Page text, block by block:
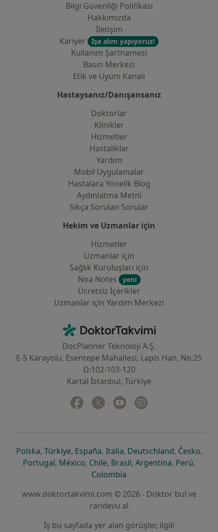
Bilgi Güvenliği Politikası
Hakkımızda
İletişim
Kariyer
İşe alım yapıyoruz!
Kullanım Şartnamesi
Basın Merkezi
Etik ve Uyum Kanalı
Hastaysanız/Danışansanız
Doktorlar
Klinikler
Hizmetler
Hastaliklar
Yardım
Mobil Uygulamalar
Hastalara Yönelik Blog
Aydınlatma Metni
Sıkça Sorulan Sorular
Hekim ve Uzmanlar için
Hizmetler
Uzmanlar için
Sağlık Kuruluşları için
Noa Notes
yeni
Ücretsiz İçerikler
Uzmanlar için Yardım Merkezi
DoktorTakvimi - Ana Sayfa
DocPlanner Teknoloji A.Ş.
E-5 Karayolu, Esentepe Mahallesi, Lapis Han, No:25
D:102-103-120
Kartal İstanbul, Türkiye
Facebook
yeni bir sekmede açılır
Twitter
yeni bir sekmede açılır
Youtube
yeni bir sekmede açılır
Polskayeni bir sekmede açılır
, Türkiyeyeni bir sekmede açılır
, Españayeni bir sekmede açılır
, Italiayeni bir sekmede açılır
, Deutschlandyeni bir
, Českoyeni
,
Portugalyeni bir sekmede açılır
, Méxicoyeni bir sekmede açılır
, Chileyeni bir sekmede açılır
, Brasilyeni bir sekmede açılır
, Argentinayeni bir
, Perúyeni
,
Colombia
www.doktortakvimi.com © 2026 - Doktor bul ve
randevu al
İş bu sayfada yer alan görüşler, ilgili